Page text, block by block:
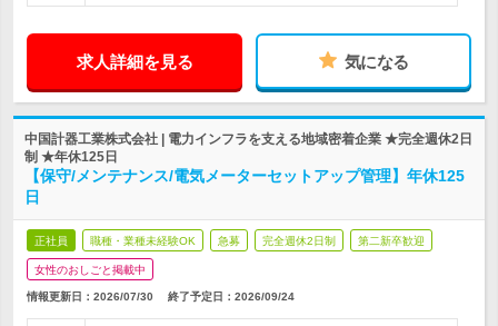
求人詳細を見る 気になる
中国計器工業株式会社 | 電力インフラを支える地域密着企業 ★完全週休2日
制 ★年休125日
【保守/メンテナンス/電気メーターセットアップ管理】年休125
日
正社員 職種・業種未経験OK 急募 完全週休2日制 第二新卒歓迎
女性のおしごと掲載中
情報更新日：2026/07/30 終了予定日： 2026/09/24